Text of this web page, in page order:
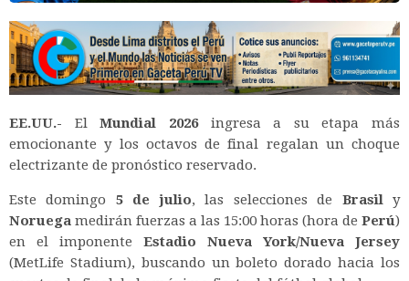
EE.UU.- ElMundial 2026ingresa a su etapa más
emocionante y los octavos de final regalan un choque
electrizante de pronóstico reservado.
Este domingo 5 de julio, las selecciones de Brasily
Noruega medirán fuerzas a las 15:00 horas (hora de Perú)
en el imponente Estadio Nueva York/Nueva Jersey
(MetLife Stadium), buscando un boleto dorado hacia los